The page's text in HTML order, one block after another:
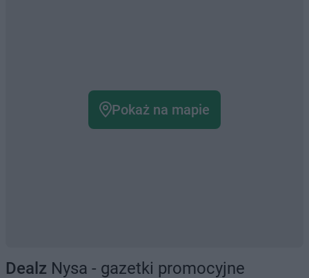
Pokaż na mapie
Dealz Nysa - gazetki promocyjne